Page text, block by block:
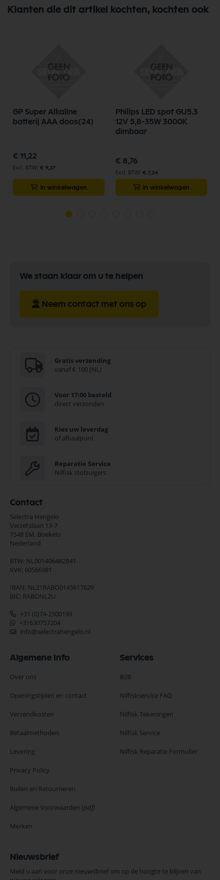
Klanten die dit artikel kochten, kochten ook
GP Super Alkaline
batterij AAA doos(24)
€ 11,22
€ 9,27
In winkelwagen
Philips LED spot GU5.3
12V 5,8-35W 3000K
dimbaar
€ 8,76
€ 7,24
In winkelwagen
We staan klaar om u te helpen
Neem contact met ons op
Gratis verzending
vanaf € 100 (NL)
Voor 17:00 besteld
direct verzonden
Kies uw leverdag
of afhaalpunt
Reparatie Service
Nilfisk stofzuigers
Contact
Selectra Hengelo
Verzetslaan 13-7
7548 EM, Boekelo
Nederland
BTW: NL001406482B41
KVK: 60566981
IBAN: NL21RABO0145617629
BIC: RABONL2U
+31 (0)74-2500199
+31630757204
info@selectrahengelo.nl
Algemene Info
Over ons
Openingstijden en contact
Verzendkosten
Betaalmethoden
Levering
Privacy Policy
Ruilen en Retourneren
Algemene Voorwaarden (pdf)
Merken
Services
B2B
Nilfiskservice FAQ
Nilfisk Tekeningen
Nilfisk Service
Nilfisk Reparatie Formulier
Nieuwsbrief
Meld u aan voor onze nieuwsbrief om op de hoogte te blijven van